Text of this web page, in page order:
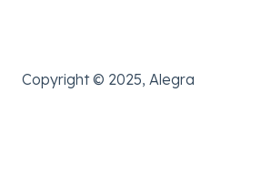
Copyright © 2025, Alegra